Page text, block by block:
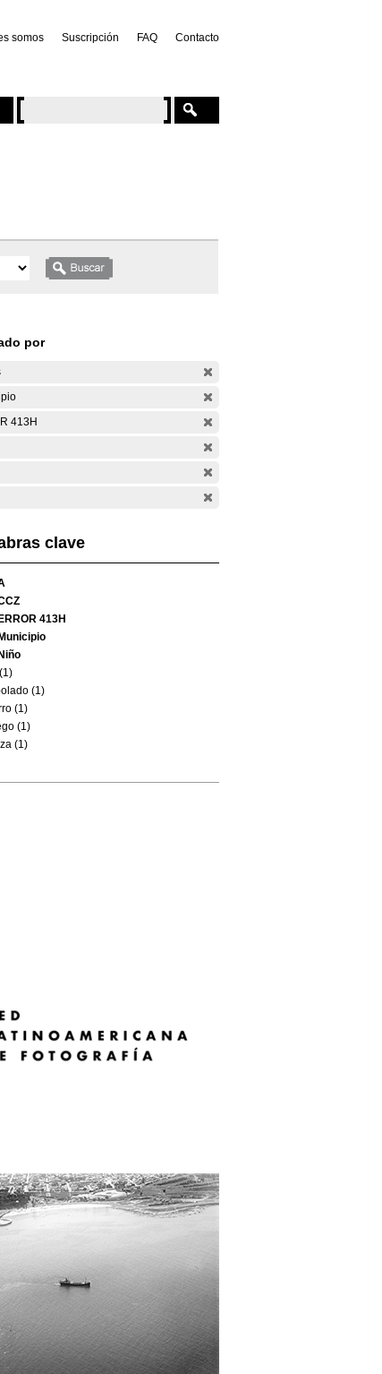
somos Suscripción FAQ Contacto
por
413H
clave
ERROR 413H
Municipio
Niño
(1)
(1)
(1)
(1)